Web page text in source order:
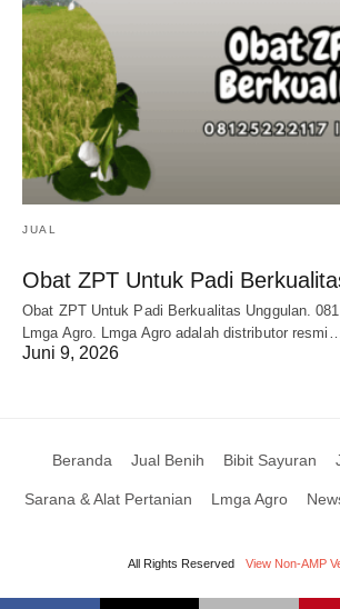
JUAL
Obat ZPT Untuk Padi
Obat ZPT Untuk Padi Berkualitas Unggulan.
Lmga Agro. Lmga Agro adalah distributor resmi…
Juni 9, 2026
Beranda Jual Benih Bibit Sayuran
Sarana & Alat Pertanian Lmga Agro
All Rights Reserved View Non-AMP